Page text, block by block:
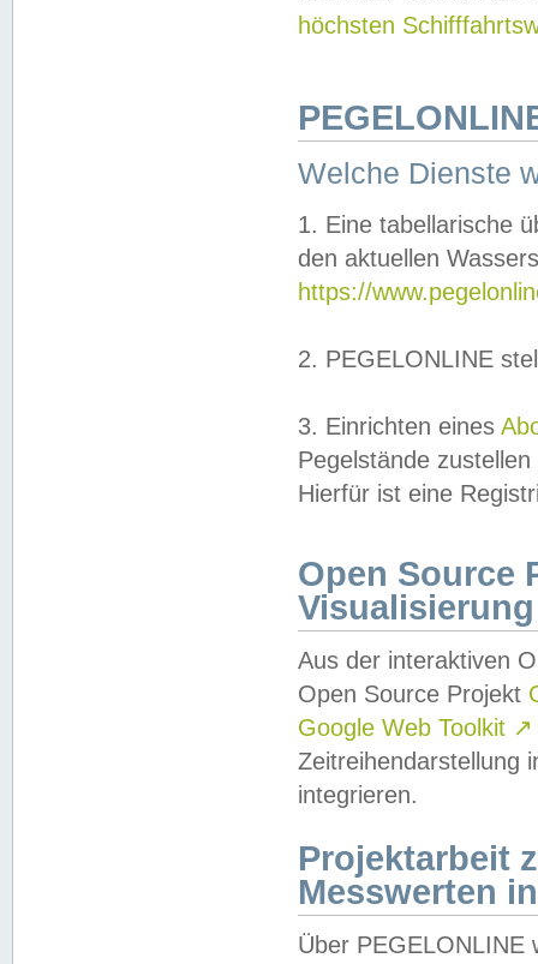
höchsten
Welche Dienste
1. Eine tabellarische
den aktuellen
https://
2. PEGELONLINE
3. Einrichten eines
Pegelstände
Hierfür ist eine
Open Source
Visualisierung
Aus der interaktiven
Open Source Projekt
Google Web Toolkit ↗
Zeitreihendarstellung
integrieren.
Projektarbeit
Messwerten
Über PEGELONLINE